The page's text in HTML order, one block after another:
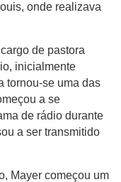
onde realizava
de pastora
inicialmente
tornou-se uma das
a se
de rádio durante
a ser transmitido
Mayer começou um